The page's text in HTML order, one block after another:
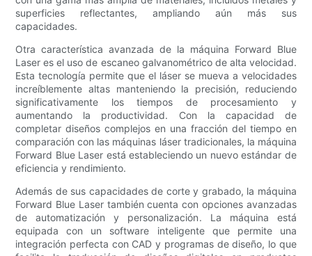
superficies reflectantes, ampliando aún más sus
capacidades.
Otra característica avanzada de la máquina Forward Blue
Laser es el uso de escaneo galvanométrico de alta velocidad.
Esta tecnología permite que el láser se mueva a velocidades
increíblemente altas manteniendo la precisión, reduciendo
significativamente los tiempos de procesamiento y
aumentando la productividad. Con la capacidad de
completar diseños complejos en una fracción del tiempo en
comparación con las máquinas láser tradicionales, la máquina
Forward Blue Laser está estableciendo un nuevo estándar de
eficiencia y rendimiento.
Además de sus capacidades de corte y grabado, la máquina
Forward Blue Laser también cuenta con opciones avanzadas
de automatización y personalización. La máquina está
equipada con un software inteligente que permite una
integración perfecta con CAD y programas de diseño, lo que